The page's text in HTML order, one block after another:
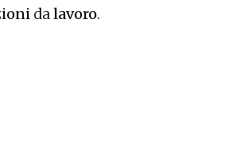
dalavoro.